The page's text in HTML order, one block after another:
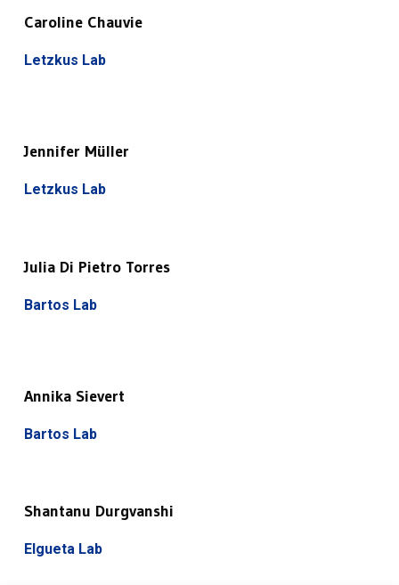
Caroline Chauvie
Letzkus Lab
Jennifer Müller
Letzkus Lab
Julia Di Pietro Torres
Bartos Lab
Annika Sievert
Bartos Lab
Shantanu Durgvanshi
Elgueta Lab